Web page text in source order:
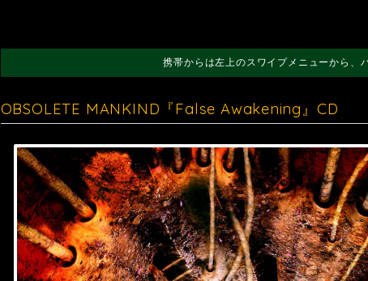
携帯からは左上のスワイプメニューから、
OBSOLETE MANKIND『False Awakening』CD